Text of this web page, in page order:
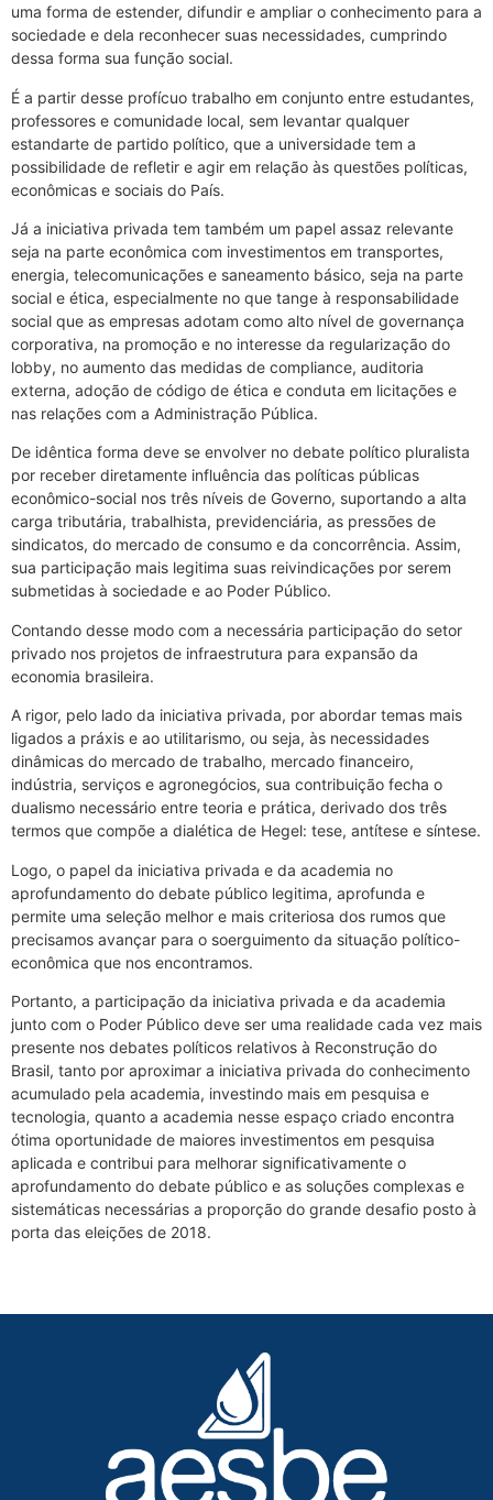
uma forma de estender, difundir e ampliar o conhecimento para a
sociedade e dela reconhecer suas necessidades, cumprindo
dessa forma sua função social.
É a partir desse profícuo trabalho em conjunto entre estudantes,
professores e comunidade local, sem levantar qualquer
estandarte de partido político, que a universidade tem a
possibilidade de refletir e agir em relação às questões políticas,
econômicas e sociais do País.
Já a iniciativa privada tem também um papel assaz relevante
seja na parte econômica com investimentos em transportes,
energia, telecomunicações e saneamento básico, seja na parte
social e ética, especialmente no que tange à responsabilidade
social que as empresas adotam como alto nível de governança
corporativa, na promoção e no interesse da regularização do
lobby, no aumento das medidas de compliance, auditoria
externa, adoção de código de ética e conduta em licitações e
nas relações com a Administração Pública.
De idêntica forma deve se envolver no debate político pluralista
por receber diretamente influência das políticas públicas
econômico-social nos três níveis de Governo, suportando a alta
carga tributária, trabalhista, previdenciária, as pressões de
sindicatos, do mercado de consumo e da concorrência. Assim,
sua participação mais legitima suas reivindicações por serem
submetidas à sociedade e ao Poder Público.
Contando desse modo com a necessária participação do setor
privado nos projetos de infraestrutura para expansão da
economia brasileira.
A rigor, pelo lado da iniciativa privada, por abordar temas mais
ligados a práxis e ao utilitarismo, ou seja, às necessidades
dinâmicas do mercado de trabalho, mercado financeiro,
indústria, serviços e agronegócios, sua contribuição fecha o
dualismo necessário entre teoria e prática, derivado dos três
termos que compõe a dialética de Hegel: tese, antítese e síntese.
Logo, o papel da iniciativa privada e da academia no
aprofundamento do debate público legitima, aprofunda e
permite uma seleção melhor e mais criteriosa dos rumos que
precisamos avançar para o soerguimento da situação político-
econômica que nos encontramos.
Portanto, a participação da iniciativa privada e da academia
junto com o Poder Público deve ser uma realidade cada vez mais
presente nos debates políticos relativos à Reconstrução do
Brasil, tanto por aproximar a iniciativa privada do conhecimento
acumulado pela academia, investindo mais em pesquisa e
tecnologia, quanto a academia nesse espaço criado encontra
ótima oportunidade de maiores investimentos em pesquisa
aplicada e contribui para melhorar significativamente o
aprofundamento do debate público e as soluções complexas e
sistemáticas necessárias a proporção do grande desafio posto à
porta das eleições de 2018.